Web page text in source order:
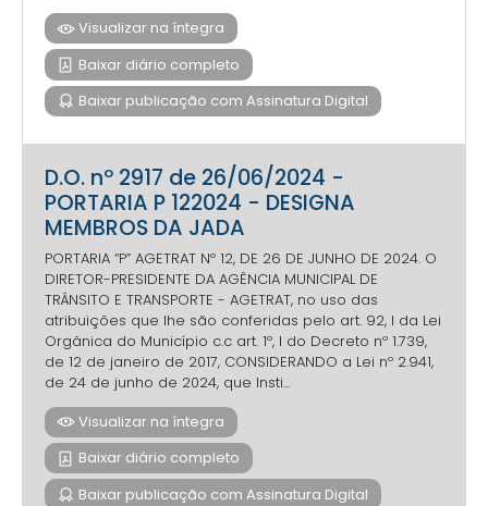
Visualizar na íntegra
Baixar diário completo
Baixar publicação com Assinatura Digital
D.O. nº 2917 de 26/06/2024 -
PORTARIA P 122024 - DESIGNA
MEMBROS DA JADA
PORTARIA “P” AGETRAT Nº 12, DE 26 DE JUNHO DE 2024. O
DIRETOR-PRESIDENTE DA AGÊNCIA MUNICIPAL DE
TRÂNSITO E TRANSPORTE - AGETRAT, no uso das
atribuições que lhe são conferidas pelo art. 92, I da Lei
Orgânica do Município c.c art. 1º, I do Decreto nº 1.739,
de 12 de janeiro de 2017, CONSIDERANDO a Lei nº 2.941,
de 24 de junho de 2024, que Insti...
Visualizar na íntegra
Baixar diário completo
Baixar publicação com Assinatura Digital